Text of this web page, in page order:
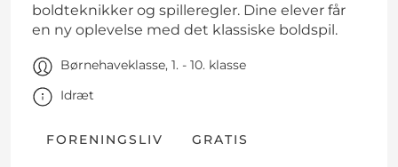
boldteknikker og spilleregler. Dine elever får
en ny oplevelse med det klassiske boldspil.
Børnehaveklasse, 1. - 10. klasse
Idræt
FORENINGSLIV GRATIS